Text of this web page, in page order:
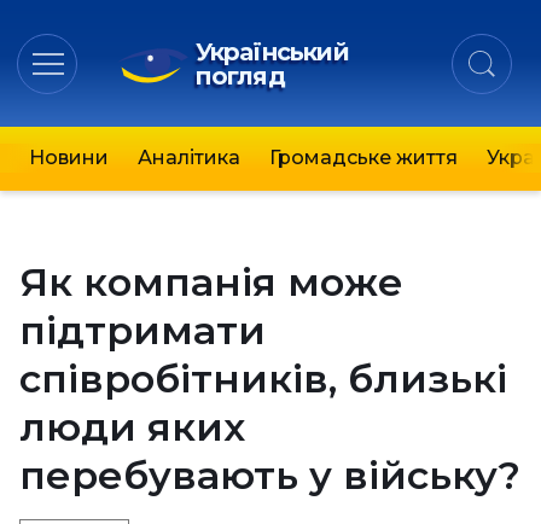
Український
погляд
Новини Аналітика Громадське життя
Як компанія може
підтримати
співробітників, близькі
люди яких
перебувають у війську?